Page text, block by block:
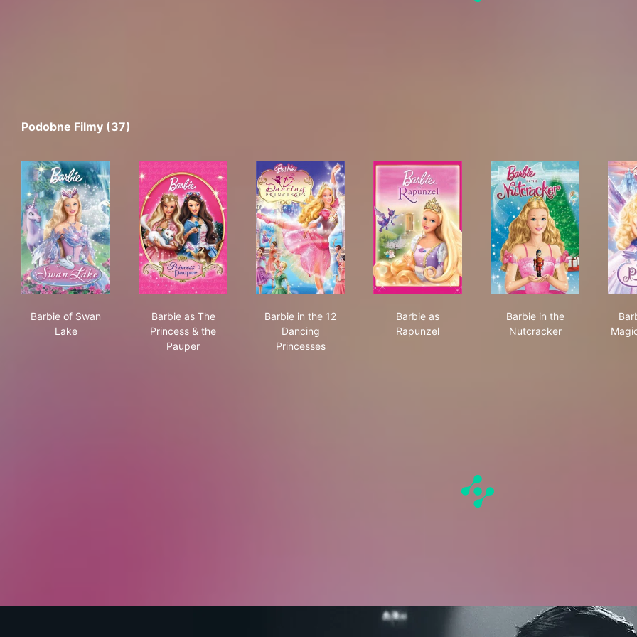
Podobne Filmy (37)
Barbie of Swan
Lake
Barbie as The
Princess & the
Pauper
Barbie in the 12
Dancing
Princesses
Barbie as
Rapunzel
Barbie in the
Nutcracker